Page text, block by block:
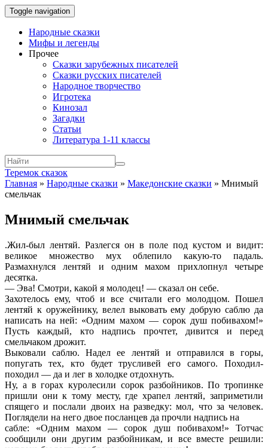
Toggle navigation
Народные сказки
Мифы и легенды
Прочее
Сказки зарубежных писателей
Сказки русских писателей
Народное творчество
Игротека
Кинозал
Загадки
Статьи
Литература 1-11 классы
Теремок сказок
Главная » Народные сказки » Македонские сказки » Мнимый
смельчак
Мнимый смельчак
.Жил-был лентяй. Разлегся он в поле под кустом и видит:
великое множество мух облепило какую-то падаль.
Размахнулся лентяй и одним махом прихлопнул четыре
десятка.
— Эва! Смотри, какой я молодец! — сказал он себе.
Захотелось ему, чтоб и все считали его молодцом. Пошел
лентяй к оружейнику, велел выковать ему добрую саблю да
написать на ней: «Одним махом — сорок душ побивахом!»
Пусть каждый, кто надпись прочтет, дивится и перед
смельчаком дрожит.
Выковали саблю. Надел ее лентяй и отправился в горы,
попугать тех, кто будет трусливей его самого. Походил-
походил — да и лег в холодке отдохнуть.
Ну, а в горах куролесили сорок разбойников. По тропинке
пришли они к тому месту, где храпел лентяй, заприметили
спящего и послали двоих на разведку: мол, что за человек.
Поглядели на него двое посланцев да прочли надпись на
сабле: «Одним махом — сорок душ побивахом!» Тотчас
сообщили они другим разбойникам, и все вместе решили: